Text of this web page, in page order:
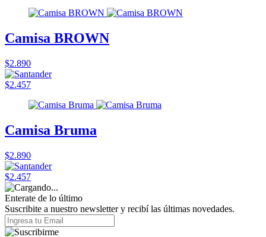
Camisa BROWN
$2.890
$2.457
Camisa Bruma
$2.890
$2.457
Enterate de lo último
Suscribite a nuestro newsletter y recibí las últimas novedades.